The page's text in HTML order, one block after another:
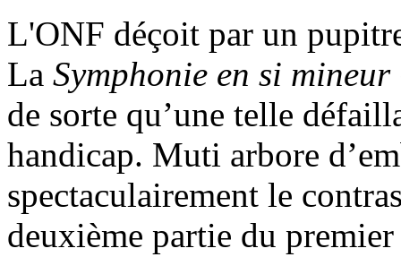
L'ONF déçoit par un
La Symphonie en si mineur
de sorte qu’une telle
handicap. Muti arbore
spectaculairement le
deuxième partie du